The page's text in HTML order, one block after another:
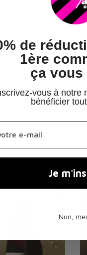
Quels types
de
1ère
ça vous
vous à notre
bénéficier
hook
Je
Non,